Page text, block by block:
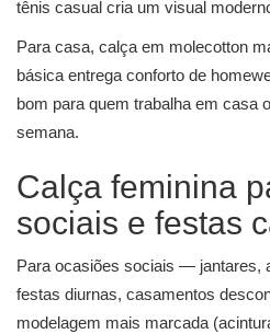
tênis casual cria um visual
Para casa, calça em molecotton
básica entrega conforto de
bom para quem trabalha em casa
semana.
Calça feminina
sociais e festas
Para ocasiões sociais — jantares,
festas diurnas, casamentos
modelagem mais marcada